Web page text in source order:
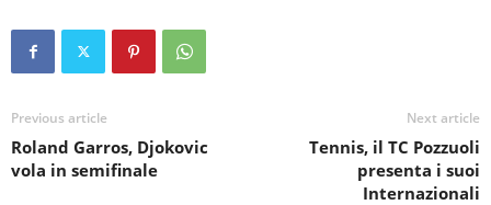
Previous article
Roland Garros, Djokovic
vola in semifinale
Next article
Tennis, il TC Pozzuoli
presenta i suoi
Internazionali